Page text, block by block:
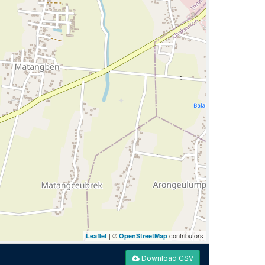
Leaflet | © OpenStreetMap contributors
Download CSV